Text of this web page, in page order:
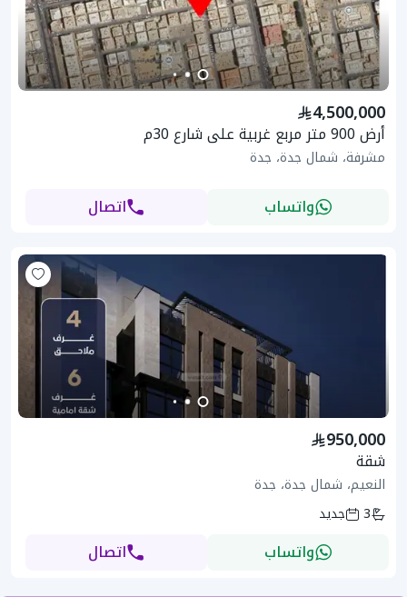
4,500,000
أرض 900 متر مربع غربية على شارع 30م
مشرفة، شمال جدة، جدة
واتساب اتصال
950,000
شقة
النعيم، شمال جدة، جدة
3
جديد
واتساب اتصال